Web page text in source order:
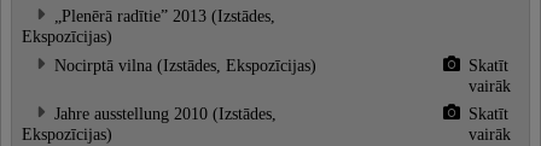
„Plenērā radītie” 2013 (Izstādes,
Ekspozīcijas)
Nocirptā vilna (Izstādes, Ekspozīcijas)
Skatīt
vairāk
Jahre ausstellung 2010 (Izstādes,
Ekspozīcijas)
Skatīt
vairāk